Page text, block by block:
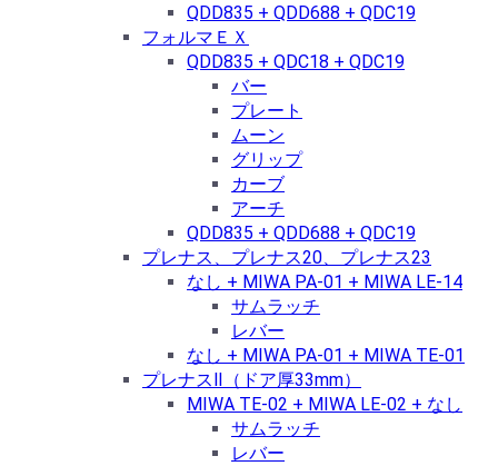
QDD835 + QDD688 + QDC19
フォルマＥＸ
QDD835 + QDC18 + QDC19
バー
プレート
ムーン
グリップ
カーブ
アーチ
QDD835 + QDD688 + QDC19
プレナス、プレナス20、プレナス23
なし + MIWA PA-01 + MIWA LE-14
サムラッチ
レバー
なし + MIWA PA-01 + MIWA TE-01
プレナスⅡ（ドア厚33mm）
MIWA TE-02 + MIWA LE-02 + なし
サムラッチ
レバー